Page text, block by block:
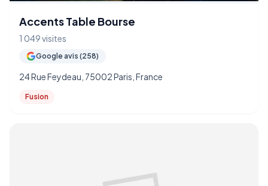
Accents Table Bourse
1 049 visites
Google avis (258)
24 Rue Feydeau, 75002 Paris, France
Fusion